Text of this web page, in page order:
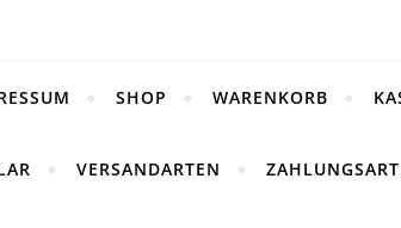
SHOP WARENKORB
VERSANDARTEN